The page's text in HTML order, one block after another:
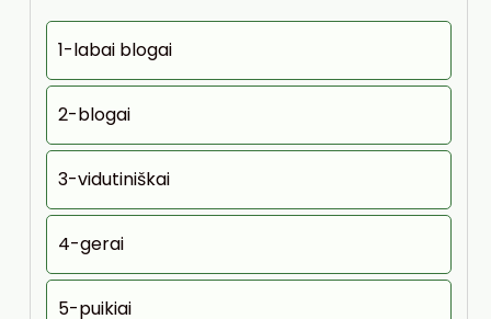
1-labai blogai
2-blogai
3-vidutiniškai
4-gerai
5-puikiai